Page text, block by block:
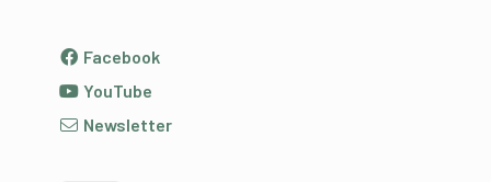
Facebook
YouTube
Newsletter